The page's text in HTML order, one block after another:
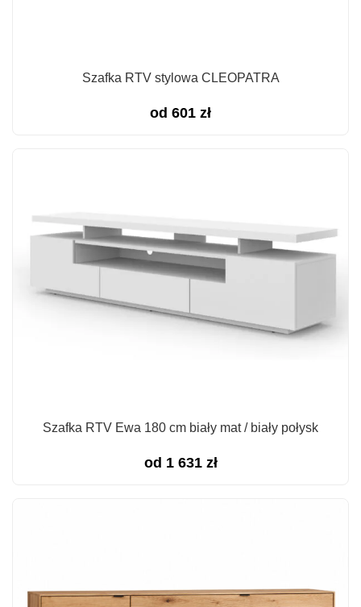
Szafka RTV stylowa CLEOPATRA
od 601 zł
Szafka RTV Ewa 180 cm biały mat / biały połysk
od 1 631 zł